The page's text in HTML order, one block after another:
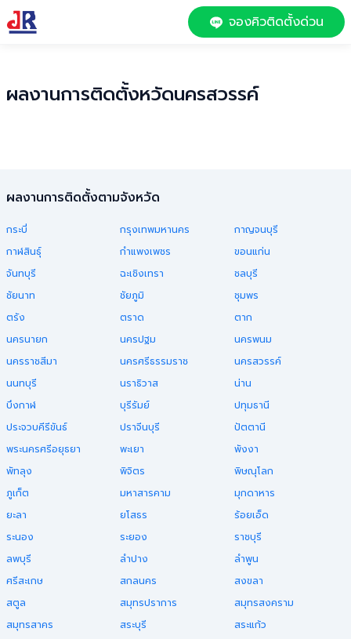
จองคิวติดตั้งด่วน
ผลงานการติดตั้งหวัดนครสวรรค์
ผลงานการติดตั้งตามจังหวัด
กระบี่ กรุงเทพมหานคร
กาญจนบุรี
กาฬสินธุ์
กำแพงเพชร
ขอนแก่น
จันทบุรี
ฉะเชิงเทรา
ชลบุรี
ชัยนาท
ชัยภูมิ
ชุมพร
ตรัง
ตราด
ตาก
นครนายก
นครปฐม
นครพนม
นครราชสีมา
นครศรีธรรมราช
นครสวรรค์
นนทบุรี
นราธิวาส
น่าน
บึงกาฬ
บุรีรัมย์
ปทุมธานี
ประจวบคีรีขันธ์
ปราจีนบุรี
ปัตตานี
พระนครศรีอยุธยา
พะเยา
พังงา
พัทลุง
พิจิตร
พิษณุโลก
ภูเก็ต
มหาสารคาม
มุกดาหาร
ยะลา
ยโสธร
ร้อยเอ็ด
ระนอง
ระยอง
ราชบุรี
ลพบุรี
ลำปาง
ลำพูน
ศรีสะเกษ
สกลนคร
สงขลา
สตูล
สมุทรปราการ
สมุทรสงคราม
สมุทรสาคร
สระบุรี
สระแก้ว